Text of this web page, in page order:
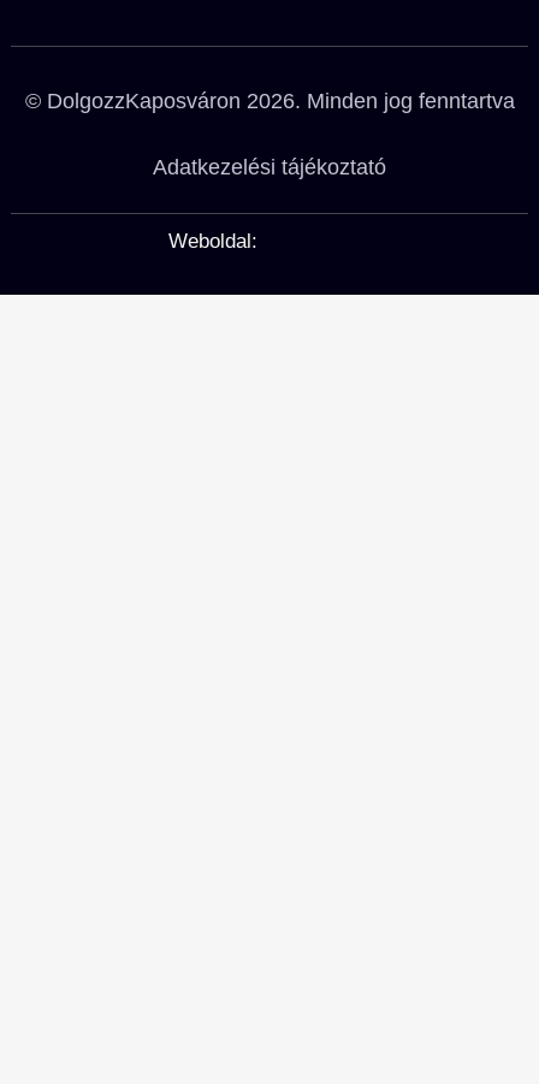
© DolgozzKaposváron 2026. Minden jog fenntartva
Adatkezelési tájékoztató
Weboldal: